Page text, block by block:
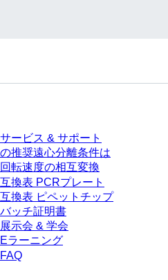
サービス & サポート
の推奨遠心分離条件は
回転速度の相互変換
互換表 PCRプレート
互換表 ピペットチップ
バッチ証明書
展示会 & 学会
Eラーニング
FAQ